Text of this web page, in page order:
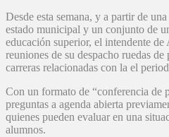
Desde esta semana, y a partir de
estado municipal y un conjunto de
educación superior, el intendente de
reuniones de su despacho ruedas de
carreras relacionadas con la el
Con un formato de “conferencia de
preguntas a agenda abierta
quienes pueden evaluar en una
alumnos.